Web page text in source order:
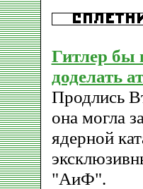
Гитлер бы
доделать
Продлись
она могла
ядерной
"AиФ".